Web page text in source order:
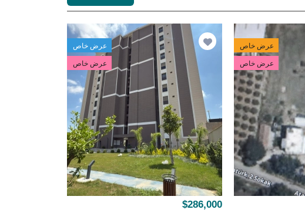
عرض خاص
عرض خاص
عرض خاص
عرض خاص
$286,000